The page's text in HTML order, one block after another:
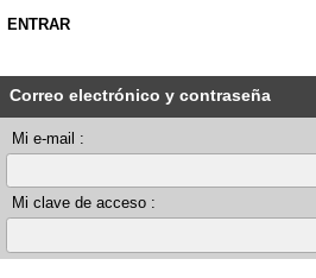
ENTRAR
Correo electrónico y contraseña
Mi e-mail :
Mi clave de acceso :